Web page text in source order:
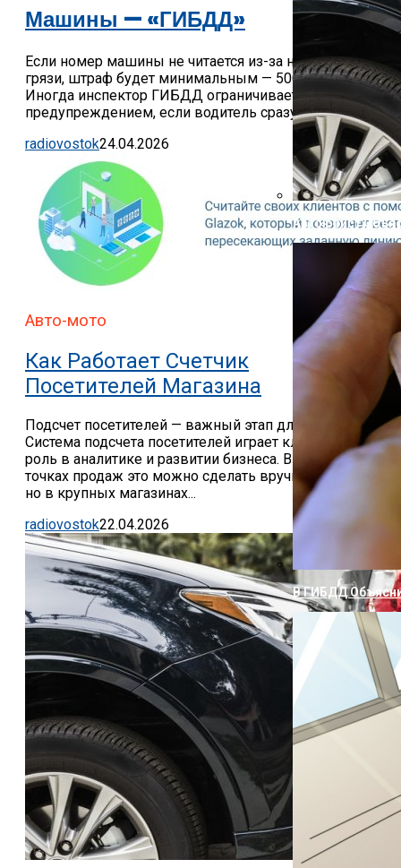
Автоюрист
В ГИБДД
Машины — «ГИБДД»
Если номер машины не читается из-за налипшей
грязи, штраф будет минимальным — 500 рублей.
Иногда инспектор ГИБДД ограничивается устным
предупреждением, если водитель сразу же...
radiovostok24.04.2026
Авто-мото
Как Работает Счетчик
Посетителей Магазина
Подсчет посетителей — важный этап для бизнеса
Система подсчета посетителей играет ключевую
роль в аналитике и развитии бизнеса. В небольших
точках продаж это можно сделать вручную,
но в крупных магазинах...
radiovostok22.04.2026